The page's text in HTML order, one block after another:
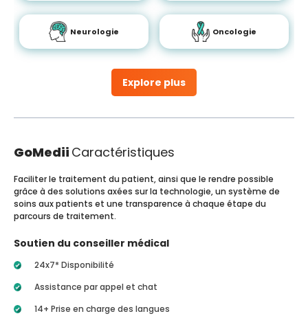
Explore plus
Neurologie Oncologie
GoMedii Caractéristiques
Faciliter le traitement du patient, ainsi que le rendre possible
grâce à des solutions axées sur la technologie, un système de
soins aux patients et une transparence à chaque étape du
parcours de traitement.
Soutien du conseiller médical
24x7* Disponibilité
Assistance par appel et chat
14+ Prise en charge des langues